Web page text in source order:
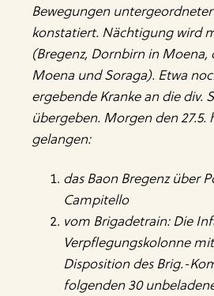
Bewegungen
konstatiert. Nächtigung wird
(Bregenz, Dornbirn in
Moena und Soraga). Etwa
ergebende Kranke an die div.
übergeben. Morgen den 27.5.
gelangen:
das Baon Bregenz über
Campitello
vom Brigadetrain: Die
Verpflegungskolonne
Disposition des Brig.-
folgenden 30